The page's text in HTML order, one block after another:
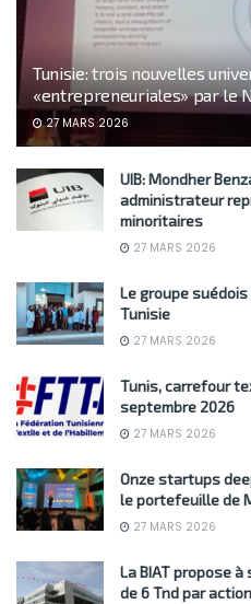
Tunisie: trois nouvelles
«entrepreneuriales» par le
27 MARS 2026
UIB: Mondher
administrateur
minoritaires
27 MARS 2026
Le groupe
Tunisie
27 MARS 2026
Tunis, carrefour
septembre 2026
27 MARS 2026
Onze startups
le portefeuille de
27 MARS 2026
La BIAT propose
de 6 Tnd par action